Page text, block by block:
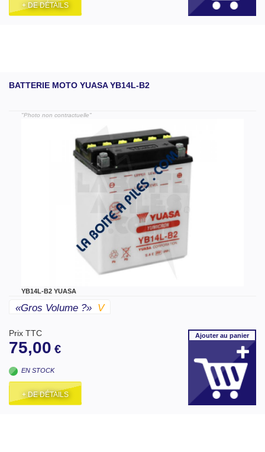
+ DE DÉTAILS
BATTERIE MOTO YUASA YB14L-B2
"Photo non contractuelle"
YB14L-B2 YUASA
«gros Volume ?» V
Prix TTC
75,00 €
EN STOCK
+ DE DÉTAILS
Ajouterau panier